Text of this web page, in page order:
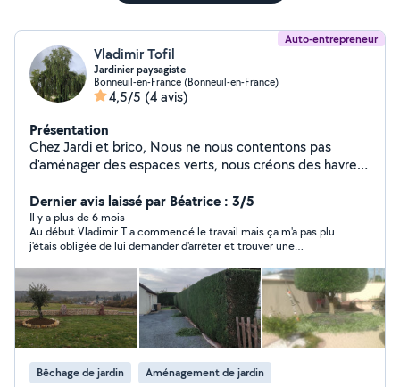
Auto-entrepreneur
Vladimir Tofil
Jardinier paysagiste
Bonneuil-en-France (Bonneuil-en-France)
4,5/5 (4 avis)
Présentation
Chez Jardi et brico, Nous ne nous contentons pas
d'aménager des espaces verts, nous créons des havre
Chaque projet est conçu sur mesure, en respectant
l'environnement et en mettant en valeur la beauté
naturelle de votre espace. Passionné et engagés, nous
utilisons des matériaux durables et des techniques
respectueuses pour offrir des jardins vivants, évolutifs et
uniques. Faites de votre extérieur un véritable paysage
d'exception !
Dernier avis laissé par Béatrice : 3/5
Il y a plus de 6 mois
Au début Vladimir T a commencé le travail mais ça m'a pas plu
j'étais obligée de lui demander d'arrêter et trouver une
Bêchage de jardin Aménagement de jardin